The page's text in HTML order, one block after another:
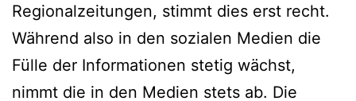
Regionalzeitungen, stimmt dies erst recht.
Während also in den sozialen Medien die
Fülle der Informationen stetig wächst,
nimmt die in den Medien stets ab. Die